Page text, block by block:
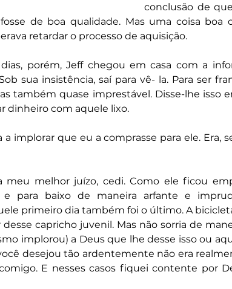
conclusão de
de boa qualidade. Mas uma coisa boa
retardar o processo de aquisição.
porém, Jeff chegou em casa com a
sua insistência, saí para vê- la. Para ser
também quase imprestável. Disse-lhe isso
dinheiro com aquele lixo.
a implorar que eu a comprasse para ele. Era,
meu melhor juízo, cedi. Como ele ficou
e para baixo de maneira arfante e
primeiro dia também foi o último. A
capricho juvenil. Mas não sorria de
implorou) a Deus que lhe desse isso ou
desejou tão ardentemente não era
E nesses casos fiquei contente por